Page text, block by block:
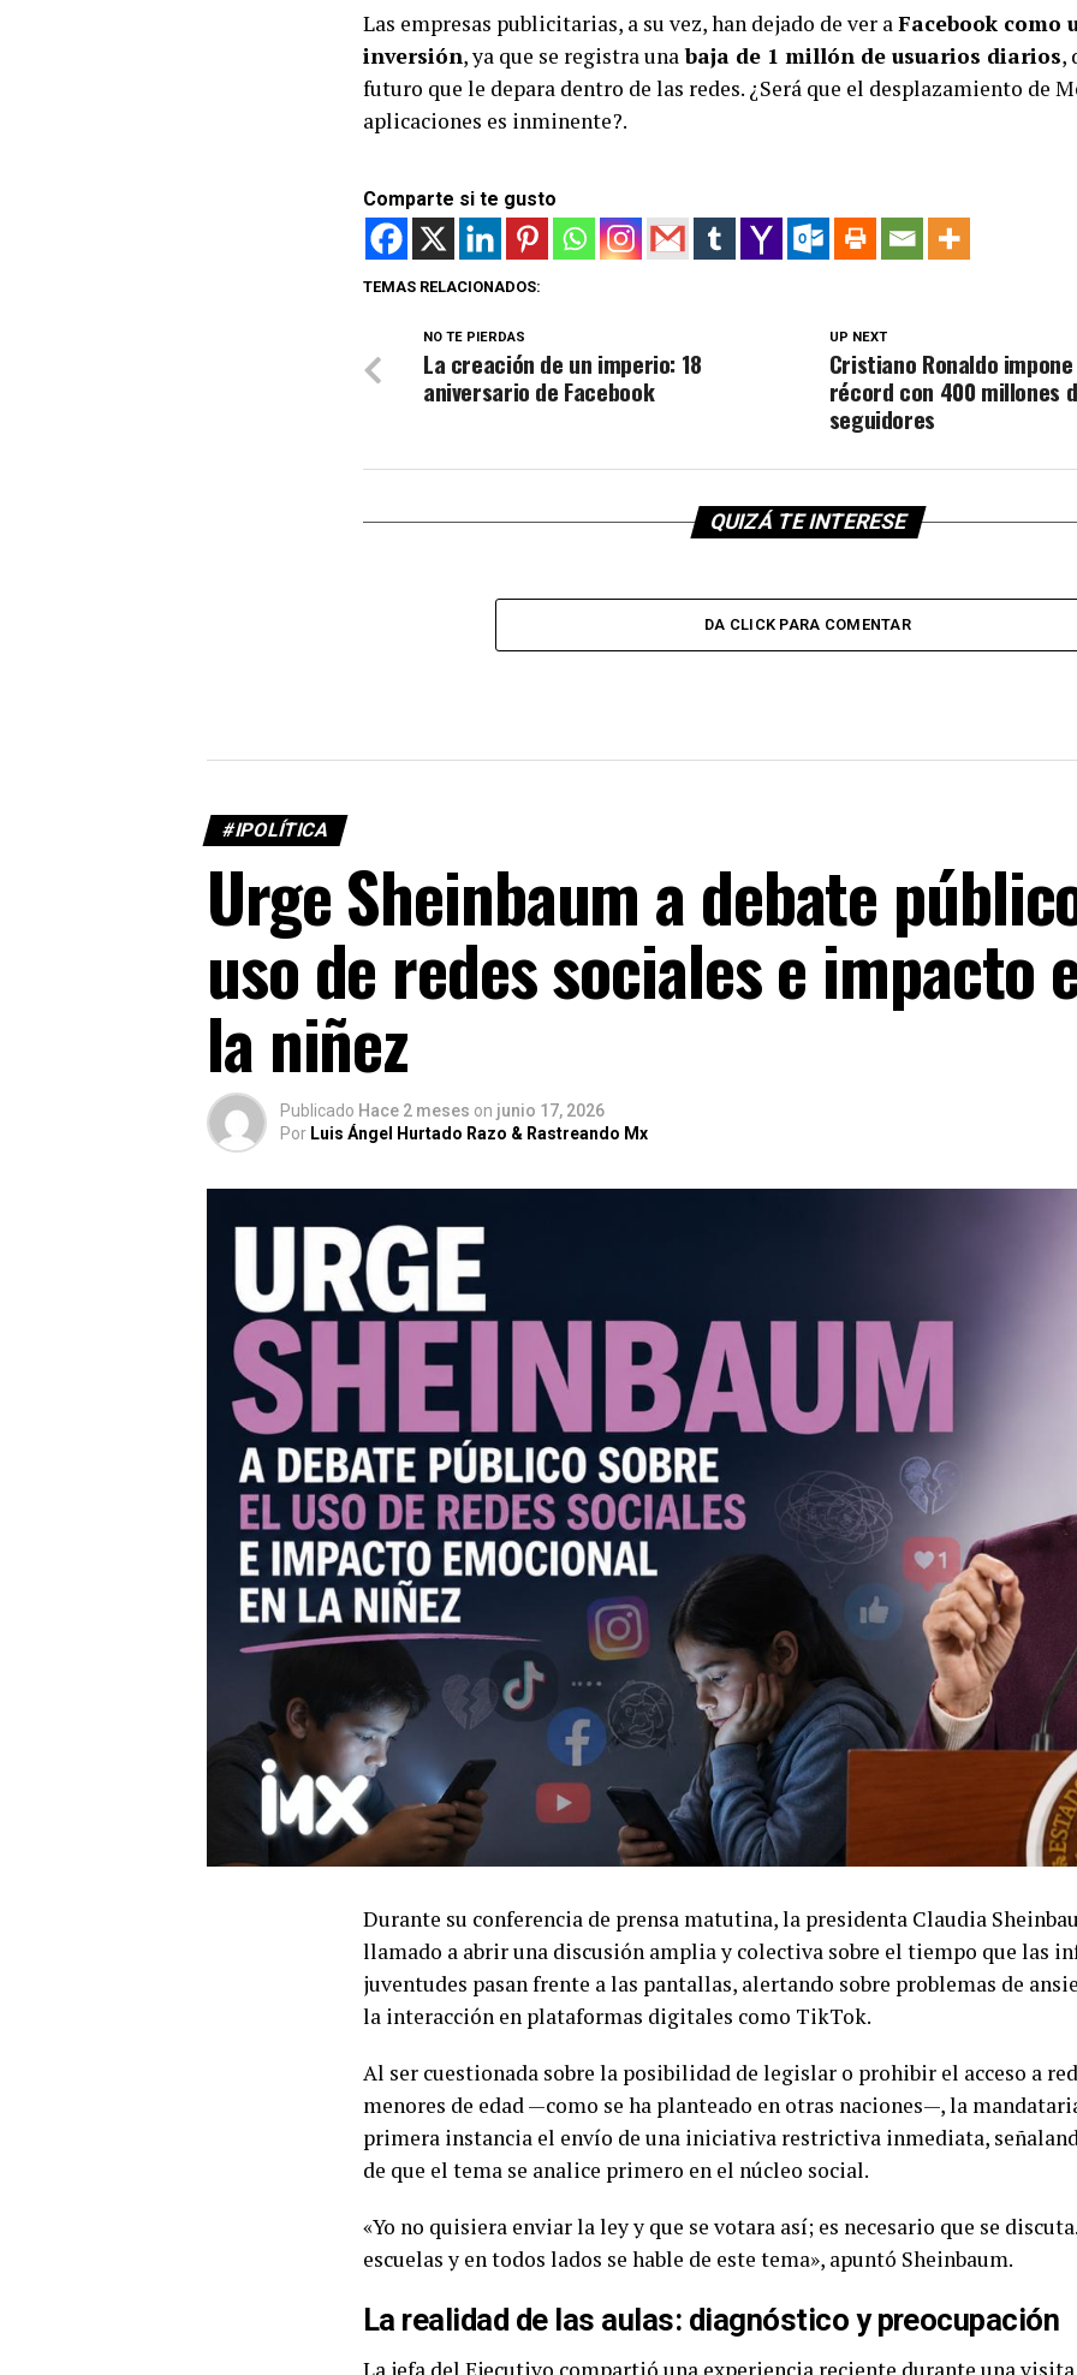
Las empresas publicitarias, a su vez, han dejado de ver aFacebook como
inversión, ya que se registra unabaja de 1 millón de usuarios diarios,
futuro que le depara dentro de las redes. ¿Será que el desplazamiento de
aplicaciones es inminente?.
Comparte si te gusto
TEMAS RELACIONADOS:
UP NEXT
Cristiano Ronaldo
récord con 400 millones
seguidores
NO TE PIERDAS
La creación de un imperio: 18
aniversario de Facebook
QUIZÁ TE INTERESE
DA CLICK PARA COMENTAR
#IPOLÍTICA
Urge Sheinbaum a debate
uso de redes sociales e impacto
la niñez
Publicado Hace 2 meses on junio 17, 2026
Por Luis Ángel Hurtado Razo & Rastreando Mx
Durante su conferencia de prensa matutina, la presidenta Claudia
llamado a abrir una discusión amplia y colectiva sobre el tiempo que las
juventudes pasan frente a las pantallas, alertando sobre problemas de
la interacción en plataformas digitales como TikTok.
Al ser cuestionada sobre la posibilidad de legislar o prohibir el acceso a
menores de edad —como se ha planteado en otras naciones—, la
primera instancia el envío de una iniciativa restrictiva inmediata,
de que el tema se analice primero en el núcleo social.
«Yo no quisiera enviar la ley y que se votara así; es necesario que se
escuelas y en todos lados se hable de este tema», apuntó Sheinbaum.
La realidad de las aulas: diagnóstico y preocupación
La jefa del Ejecutivo compartió una experiencia reciente durante una